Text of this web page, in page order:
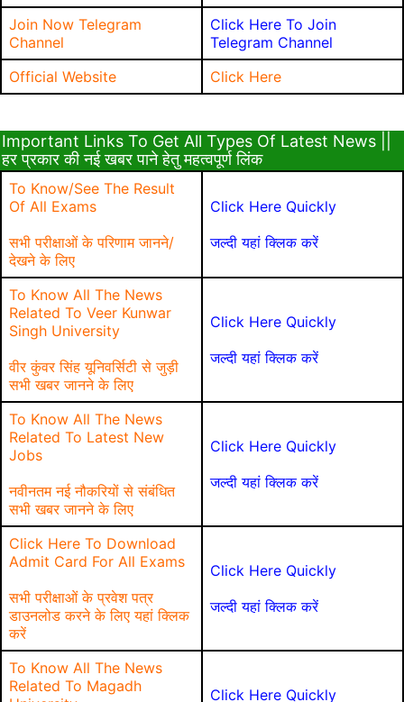
Join Now Telegram
Channel
Click Here To Join
Telegram Channel
Official Website
Click Here
Important Links To Get All Types Of Latest News ||
हर प्रकार की नई खबर पाने हेतु महत्वपूर्ण लिंक
To Know/See The Result
Of All Exams
सभी परीक्षाओं के परिणाम जानने/
देखने के लिए
Click Here Quickly
जल्दी यहां क्लिक करें
To Know All The News
Related To Veer Kunwar
Singh University
वीर कुंवर सिंह यूनिवर्सिटी से जुड़ी
सभी खबर जानने के लिए
Click Here Quickly
जल्दी यहां क्लिक करें
To Know All The News
Related To Latest New
Jobs
नवीनतम नई नौकरियों से संबंधित
सभी खबर जानने के लिए
Click Here Quickly
जल्दी यहां क्लिक करें
Click Here To Download
Admit Card For All Exams
सभी परीक्षाओं के प्रवेश पत्र
डाउनलोड करने के लिए यहां क्लिक
करें
Click Here Quickly
जल्दी यहां क्लिक करें
To Know All The News
Related To Magadh
Click Here Quickly